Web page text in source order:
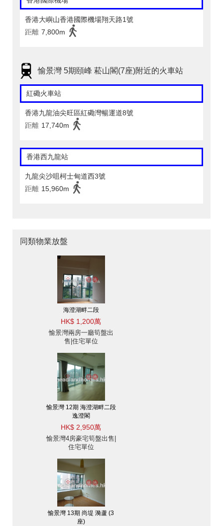
香港大嶼山香港國際機場翔天路1號
距離 7,800m
愉景灣 5期頤峰 菘山閣(7座)附近的火車站
紅磡火車站
香港九龍油尖旺區紅磡灣暢運道8號
距離 17,740m
香港西九龍站
九龍尖沙咀柯士甸道西3號
距離 15,960m
同類物業放盤
海澄湖畔二段
HK$ 1,200萬
愉景灣兩房一廳筍盤出
售|住宅單位
愉景灣 12期 海澄湖畔二段
逸澄閣
HK$ 2,950萬
愉景灣4房豪宅筍盤出售|
住宅單位
愉景灣 13期 尚堤 漪蘆 (3
座)